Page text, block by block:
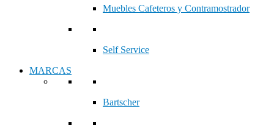
Muebles Cafeteros y Contramostrador
Self Service
MARCAS
Bartscher